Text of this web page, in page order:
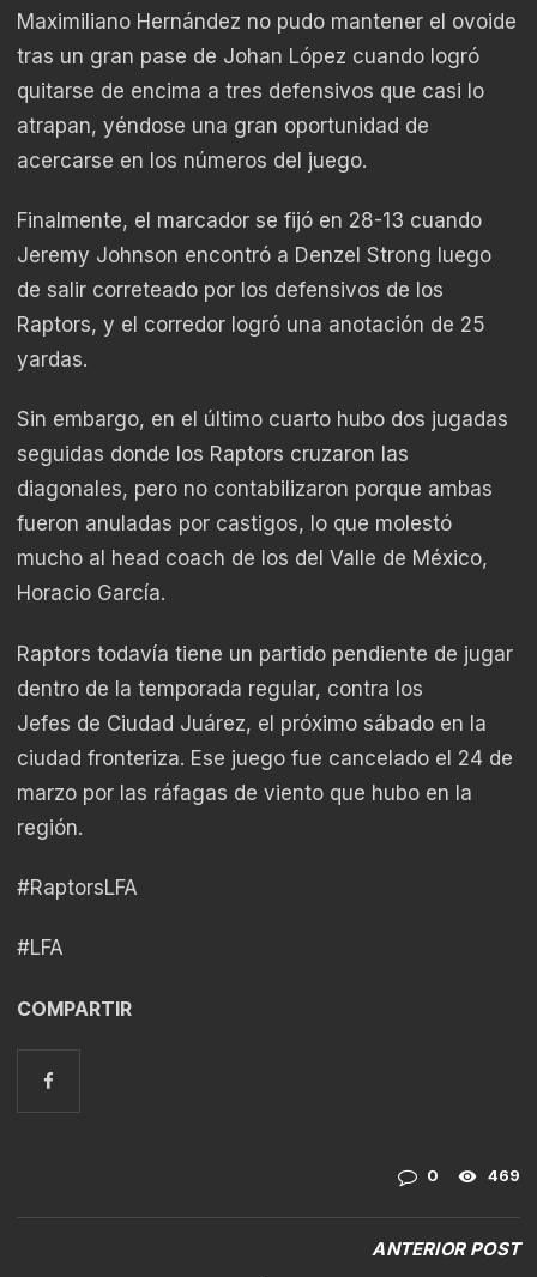
Maximiliano Hernández no pudo mantener el ovoide
tras un gran pase de Johan López cuando logró
quitarse de encima a tres defensivos que casi lo
atrapan, yéndose una gran oportunidad de
acercarse en los números del juego.
Finalmente, el marcador se fijó en 28-13 cuando
Jeremy Johnson encontró a Denzel Strong luego
de salir correteado por los defensivos de los
Raptors, y el corredor logró una anotación de 25
yardas.
Sin embargo, en el último cuarto hubo dos jugadas
seguidas donde los Raptors cruzaron las
diagonales, pero no contabilizaron porque ambas
fueron anuladas por castigos, lo que molestó
mucho al head coach de los del Valle de México,
Horacio García.
Raptors todavía tiene un partido pendiente de jugar
dentro de la temporada regular, contra los
Jefes de Ciudad Juárez, el próximo sábado en la
ciudad fronteriza. Ese juego fue cancelado el 24 de
marzo por las ráfagas de viento que hubo en la
región.
#RaptorsLFA
#LFA
COMPARTIR
0 469
ANTERIOR POST